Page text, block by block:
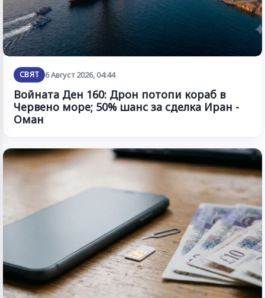
СВЯТ 6 Август 2026, 04:44
Войната Ден 160: Дрон потопи кораб в
Червено море; 50% шанс за сделка Иран -
Оман